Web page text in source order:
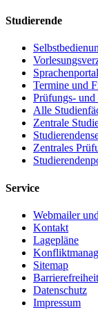
Studierende
Sprachenportal
Termine und
Prüfungs-
Alle
Zentrale
Zentrales
Service
Webmailer
Kontakt
Lagepläne
Sitemap
Barrierefreiheit
Datenschutz
Impressum